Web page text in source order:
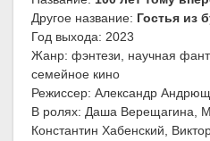
Другое название: Гостья из
Год выхода: 2023
Жанр: фэнтези, научная
семейное кино
Режиссер: Александр
В ролях: Даша Верещагина,
Константин Хабенский,